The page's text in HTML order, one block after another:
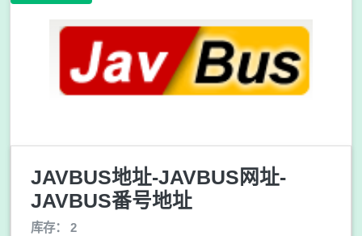
JAVBUS地址-JAVBUS网址-
JAVBUS番号地址
库存： 2